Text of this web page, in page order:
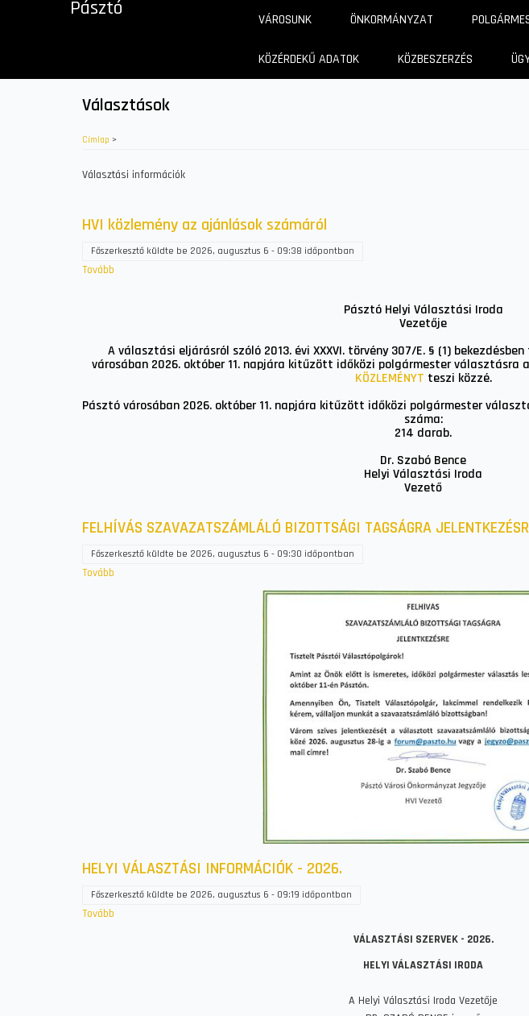
Pásztó VÁROSUNK ÖNKORMÁNYZAT
KÖZÉRDEKŰ ADATOK KÖZBESZERZÉS
Választások
Címlap >
Választási információk
HVI közlemény az ajánlások számáról
Főszerkesztő küldte be 2026, augusztus 6 - 09:38 időpontban
Tovább
Pásztó Helyi Választási Iroda
Vezetője
A választási eljárásról szóló 2013. évi XXXVI. törvény 307/E. § (1)
városában 2026. október 11. napjára kitűzött időközi polgármester választásra
KÖZLEMÉNYT teszi közzé.
Pásztó városában 2026. október 11. napjára kitűzött időközi polgármester
száma:
214 darab.
Dr. Szabó Bence
Helyi Választási Iroda
Vezető
FELHÍVÁS SZAVAZATSZÁMLÁLÓ BIZOTTSÁGI TAGSÁGRA
Főszerkesztő küldte be 2026, augusztus 6 - 09:30 időpontban
Tovább
HELYI VÁLASZTÁSI INFORMÁCIÓK - 2026.
Főszerkesztő küldte be 2026, augusztus 6 - 09:19 időpontban
Tovább
VÁLASZTÁSI SZERVEK - 2026.
HELYI VÁLASZTÁSI IRODA
A Helyi Választási Iroda Vezetője